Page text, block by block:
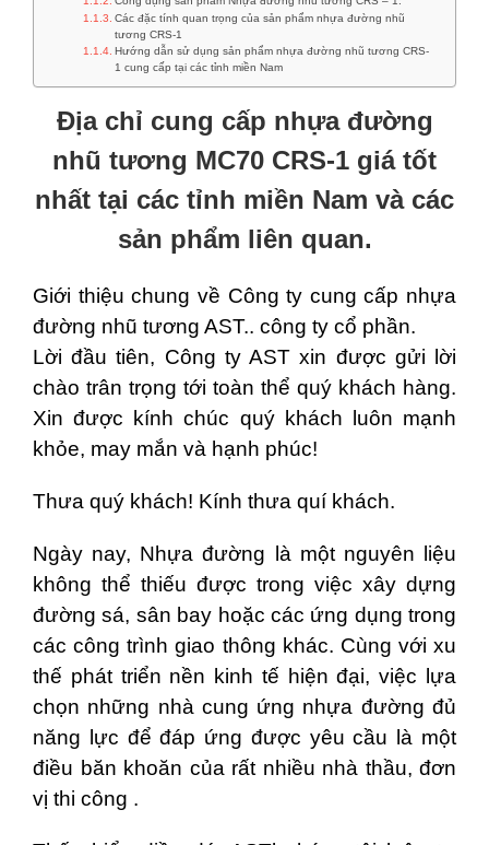
Các đặc tính quan trọng của sản phẩm nhựa đường nhũ
tương CRS-1
Hướng dẫn sử dụng sản phẩm nhựa đường nhũ tương CRS-
1 cung cấp tại các tỉnh miền Nam
Địa chỉ cung cấp nhựa đường
nhũ tương MC70 CRS-1 giá tốt
nhất tại các tỉnh miền Nam và các
sản phẩm liên quan.
Giới thiệu chung về Công ty cung cấp nhựa
đường nhũ tương AST.. công ty cổ phần.
Lời đầu tiên, Công ty AST xin được gửi lời
chào trân trọng tới toàn thể quý khách hàng.
Xin được kính chúc quý khách luôn mạnh
khỏe, may mắn và hạnh phúc!
Thưa quý khách! Kính thưa quí khách.
Ngày nay, Nhựa đường là một nguyên liệu
không thể thiếu được trong việc xây dựng
đường sá, sân bay hoặc các ứng dụng trong
các công trình giao thông khác. Cùng với xu
thế phát triển nền kinh tế hiện đại, việc lựa
chọn những nhà cung ứng nhựa đường đủ
năng lực để đáp ứng được yêu cầu là một
điều băn khoăn của rất nhiều nhà thầu, đơn
vị thi công .